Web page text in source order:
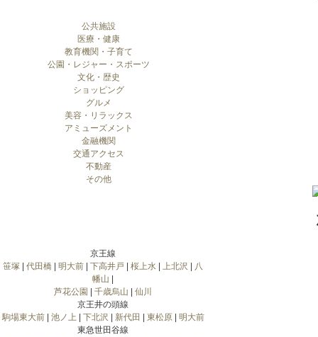
公共施設
医療・健康
教育機関・子育て
公園・レジャー・スポーツ
文化・歴史
ショッピング
グルメ
美容・リラックス
アミューズメント
金融機関
交通アクセス
不動産
その他
京王線
笹塚
代田橋 明大前 下高井戸 桜上水 上北沢
八
幡山
芦花公園
千歳烏山
仙川
京王井の頭線
駒場東大前| 池ノ上 下北沢 新代田 東松原| 明大前
東急世田谷線